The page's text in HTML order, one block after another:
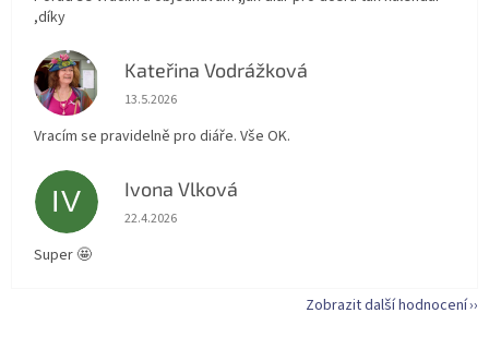
,díky
KV Kateřina Vodrážková
Hodnocení obchodu je 5 z 5 hvězdiček.
13.5.2026
Vracím se pravidelně pro diáře. Vše OK.
IV Ivona Vlková
Hodnocení obchodu je 5 z 5 hvězdiček.
22.4.2026
Super 🤩
Zobrazit další hodnocení